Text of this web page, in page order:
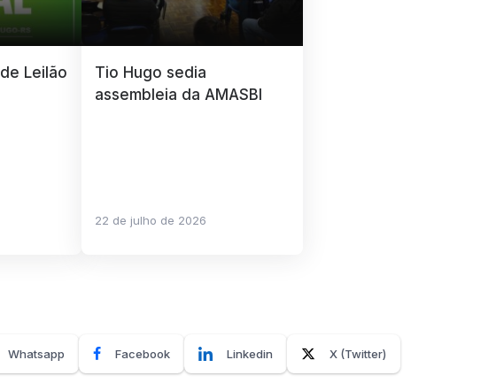
Leilão
Tio Hugo sedia
assembleia da AMASBI
22 de julho de 2026
Whatsapp Facebook Linkedin X (Twitter)